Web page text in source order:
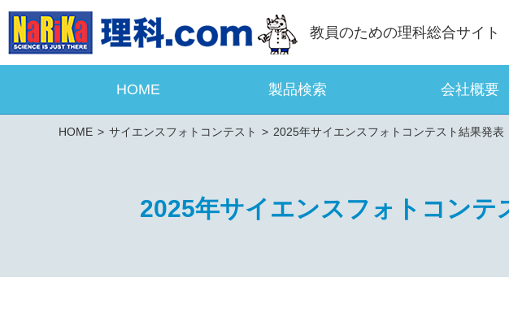
教員のための理科総合サイト
HOME 製品検索 会社概要
HOME サイエンスフォトコンテスト 2025年サイエンスフォトコンテスト結果発表
2025年サイエンスフォトコンテ